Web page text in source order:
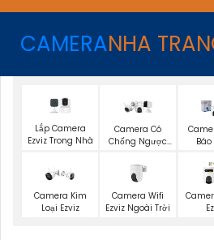
CAMERANHA
Lắp Camera
Ezviz Trong Nhà
Camera Có
Chống Ngược
Camera Kim
Loại Ezviz
Camera Wifi
Ezviz Ngoài Trời